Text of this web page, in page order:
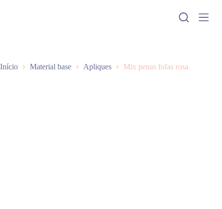
a
r
Início Material base Apliques Mix penas fofas rosa